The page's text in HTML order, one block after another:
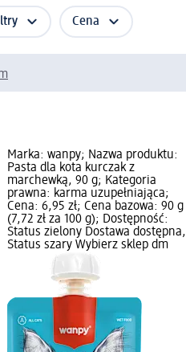
Cena
Marka: wanpy; Nazwa produktu:
Pasta dla kota kurczak z
marchewką, 90 g; Kategoria
prawna: karma uzupełniająca;
Cena: 6,95 zł; Cena bazowa: 90 g
(7,72 zł za 100 g); Dostępność:
Status zielony Dostawa dostępna,
Status szary Wybierz sklep dm